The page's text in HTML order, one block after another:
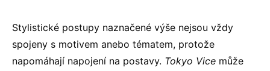
Stylistické postupy naznačené výše nejsou vždy
spojeny s motivem anebo tématem, protože
napomáhají napojení na postavy. Tokyo Vice může